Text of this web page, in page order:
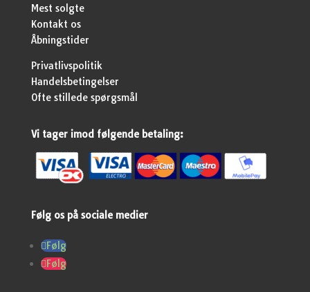
Mest solgte
Kontakt os
Åbningstider
Privatlivspolitik
Handelsbetingelser
Ofte stillede spørgsmål
Vi tager imod følgende betaling:
Følg os på sociale medier
Følg
Følg